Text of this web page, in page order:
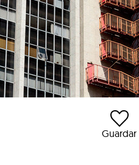
Guardar